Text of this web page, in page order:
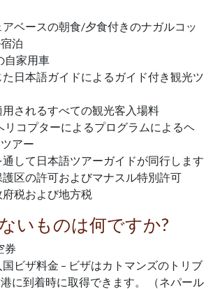
ベースの朝食/夕食付きのナガルコッ
泊
自家用車
日本語ガイドによるガイド付き観光ツ
されるすべての観光客入場料
リコプターによるプログラムによるヘ
アー
して日本語ツアーガイドが同行します
区の許可およびマナスル特別許可
税および地方税
いものは何ですか?
券
ビザ料金 – ビザはカトマンズのトリブ
に到着時に取得できます。 （ネパール